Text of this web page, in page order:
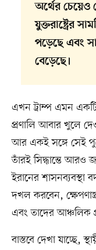
অর্থের চেয়েও
যুক্তরাষ্ট্রের
পড়েছে এবং
বেড়েছে।
এখন ট্রাম্প এমন
প্রণালি আবার খুলে
আর একই সঙ্গে সেই
তাঁরই সিদ্ধান্তে আরও
ইরানের
দখল করবেন,
এবং তাদের আঞ্চলিক
বাস্তবে দেখা যাচ্ছে,